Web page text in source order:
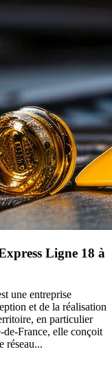
Ligne 18 à
une entreprise
et de la réalisation
en particulier
de-France, elle conçoit
réseau...